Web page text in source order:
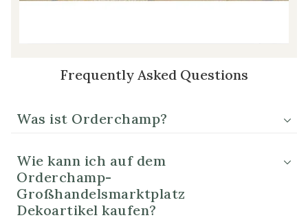
Frequently Asked Questions
Was ist Orderchamp?
Wie kann ich auf dem
Orderchamp-
Großhandelsmarktplatz
Dekoartikel kaufen?